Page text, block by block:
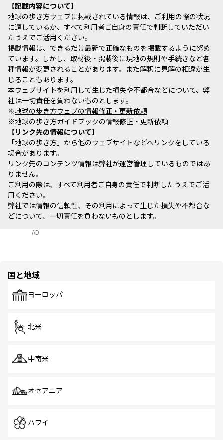
記載内容について
地球の歩き方ウェブに掲載されている情報は、ご利用の際の状況
に適しているか、すべて利用者ご自身の責任で判断していただい
たうえでご活用ください。
掲載情報は、できるだけ最新で正確なものを掲載するように努め
ています。しかし、取材後・掲載後に現地の規則や手続きなど各
種情報が変更されることがあります。また解釈に見解の相違が生
じることもあります。
本ウェブサイトを利用して生じた損失や不都合などについて、弊
社は一切責任を負わないものとします。
※地球の歩き方ウェブの情報修正・更新依頼
※地球の歩き方ガイドブックの情報修正・更新依頼
リンク先の情報について
「地球の歩き方」から他のウェブサイトなどへリンクをしている
場合があります。
リンク先のコンテンツ情報は弊社が運営管理しているものではあ
りません。
ご利用の際は、すべて利用者ご自身の責任で判断したうえでご活
用ください。
弊社では情報の信頼性、その利用によって生じた損失や不都合な
どについて、一切責任を負わないものとします。
AD
国と地域
ヨーロッパ
北米
中南米
オセアニア
ハワイ